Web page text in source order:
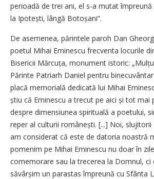
perioadă de trei ani, el s-a mutat
la Ipotești, lângă Botoșani”.
De asemenea, părintele paroh Dan
poetul Mihai Eminescu frecventa locurile
Bisericii Măr­cuța, monument istoric:
Părinte Patriarh Daniel pentru
placă memorială dedicată lui Mihai
știu că Eminescu a trecut pe aici și tot mai
despre dimensiunea spirituală a poetului,
reper al culturii românești. [...] Noi, slujitorii
am considerat că este de datoria noastră
pomenim pe Mihai Eminescu nu doar în
comemorare sau la trecerea la Domnul, ci
săvârșim un parastas împreună cu Sfânta